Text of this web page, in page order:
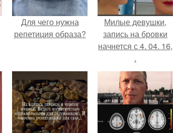
Для чего нужна
репетиция образа?
Милые девушки,
запись на бровки
начнется с 4. 04. 16,
.